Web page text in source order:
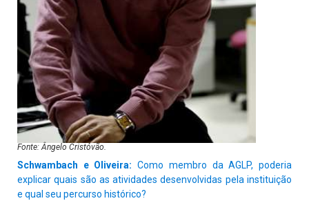
Fonte: Ângelo Cristóvão.
Schwambach e Oliveira: Como membro da AGLP, poderia
explicar quais são as atividades desenvolvidas pela instituição
e qual seu percurso histórico?